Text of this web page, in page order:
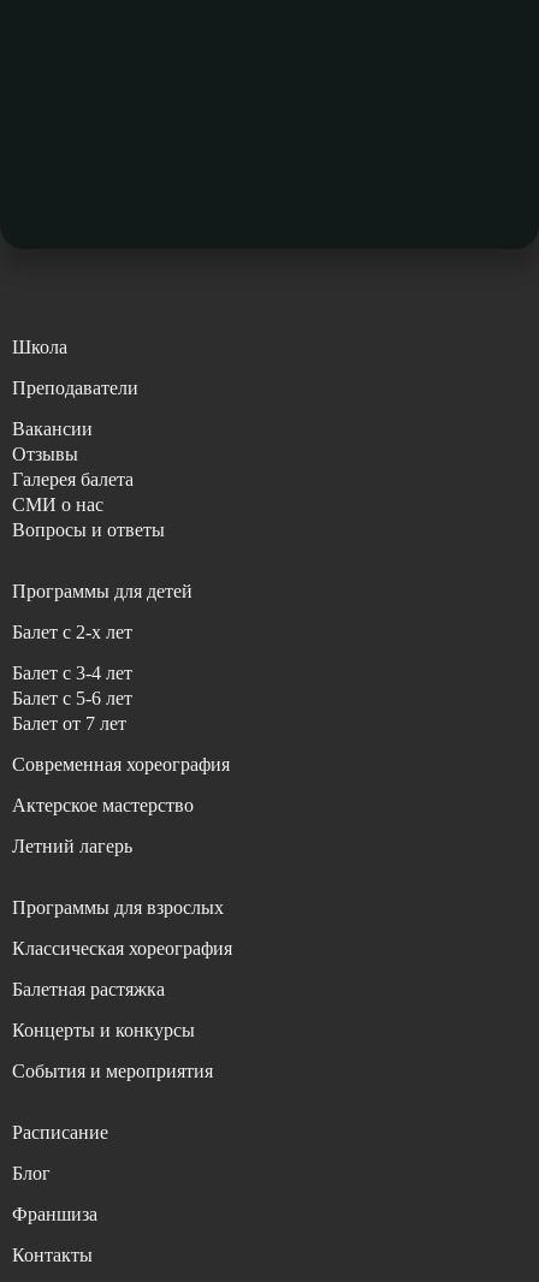
Школа
Преподаватели
Вакансии
Отзывы
Галерея балета
СМИ о нас
Вопросы и ответы
Программы для детей
Балет с 2-x лет
Балет с 3-4 лет
Балет с 5-6 лет
Балет от 7 лет
Современная хореография
Актерское мастерство
Летний лагерь
Программы для взрослых
Классическая хореография
Балетная растяжка
Концерты и конкурсы
События и мероприятия
Расписание
Блог
Франшиза
Контакты